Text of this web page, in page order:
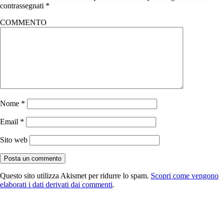
contrassegnati *
COMMENTO
Nome *
Email *
Sito web
Questo sito utilizza Akismet per ridurre lo spam. Scopri come vengono
elaborati i dati derivati dai commenti.